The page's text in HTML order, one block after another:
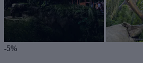
-5%